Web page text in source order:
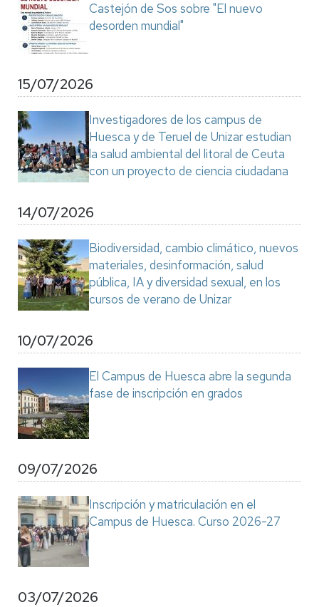
Castejón de Sos sobre "El nuevo
desorden mundial"
15/07/2026
Investigadores de los campus de
Huesca y de Teruel de Unizar estudian
la salud ambiental del litoral de Ceuta
con un proyecto de ciencia ciudadana
14/07/2026
Biodiversidad, cambio climático, nuevos
materiales, desinformación, salud
pública, IA y diversidad sexual, en los
cursos de verano de Unizar
10/07/2026
El Campus de Huesca abre la segunda
fase de inscripción en grados
09/07/2026
Inscripción y matriculación en el
Campus de Huesca. Curso 2026-27
03/07/2026